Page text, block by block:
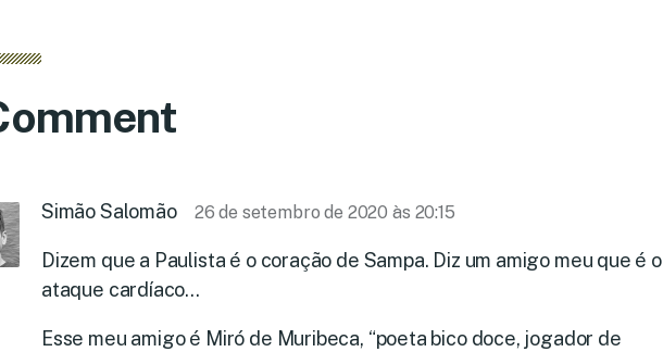
Simão Salomão 26 de setembro de 2020 às 20:15
Dizem que a Paulista é o coração de Sampa. Diz um amigo meu que é o
ataque cardíaco…
Esse meu amigo é Miró de Muribeca, “poeta bico doce, jogador de